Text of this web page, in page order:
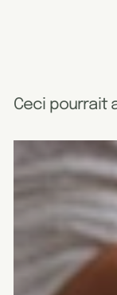
Ceci pourrait